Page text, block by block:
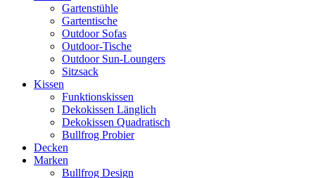
Gartenstühle
Gartentische
Outdoor Sofas
Outdoor-Tische
Outdoor Sun-Loungers
Sitzsack
Kissen
Funktionskissen
Dekokissen Länglich
Dekokissen Quadratisch
Bullfrog Probier
Decken
Marken
Bullfrog Design